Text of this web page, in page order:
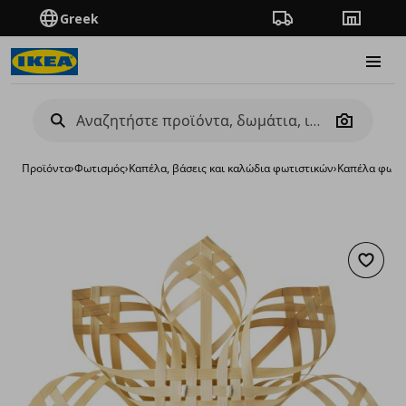
Greek Πορεία παραγγελίας
Camera
Προϊόντα›Φωτισμός›Καπέλα, βάσεις και καλώδια φωτιστικών›Καπέλα